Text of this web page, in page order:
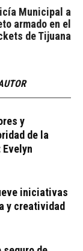
Municipal a
armado en el
de Tijuana
y
de la
iniciativas
y creatividad